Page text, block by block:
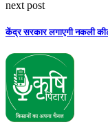
next post
केंद्र सरकार लगाएगी नकली